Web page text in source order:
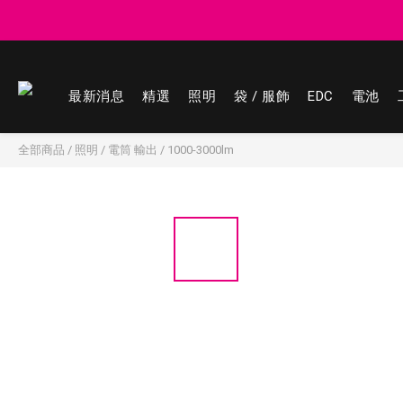
最新消息 精選 照明 袋 / 服飾 EDC 電池
全部商品 / 照明 / 電筒 輸出 / 1000-3000lm